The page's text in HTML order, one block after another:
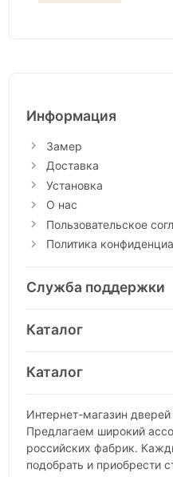
Информация
Замер
Доставка
Установка
О нас
Пользовательское
Политика
Служба поддержки
Каталог
Каталог
Интернет-магазин
Предлагаем широкий
российских фабрик.
подобрать и приобрести